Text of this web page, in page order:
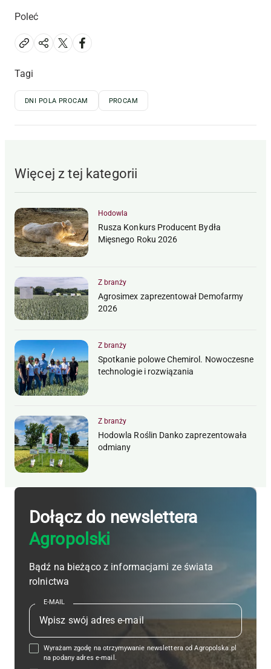
Poleć
Tagi
DNI POLA PROCAM PROCAM
Więcej z tej kategorii
Hodowla
Rusza Konkurs Producent Bydła
Mięsnego Roku 2026
Z branży
Agrosimex zaprezentował Demofarmy
2026
Z branży
Spotkanie polowe Chemirol. Nowoczesne
technologie i rozwiązania
Z branży
Hodowla Roślin Danko zaprezentowała
odmiany
Dołącz do newslettera
Agropolski
Bądź na bieżąco z informacjami ze świata
rolnictwa
E-MAIL
Wyrażam zgodę na otrzymywanie newslettera od Agropolska.pl
na podany adres e-mail.